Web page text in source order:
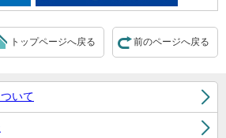
前のページへ戻る
トップページへ戻る
いて